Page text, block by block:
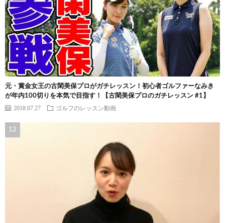
元・賞金女王の古閑美保プロがガチレッスン！初心者ゴルファーなみき
が年内100切りを本気で目指す！【古閑美保プロのガチレッスン #1】
2018.07.27 ゴルフのレッスン動画